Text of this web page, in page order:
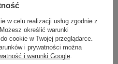
na skórze
opakowania,
w celu realizacji usług zgodnie z
Możesz określić warunki
cookie w Twojej przeglądarce.
i prywatności można
i warunki Google